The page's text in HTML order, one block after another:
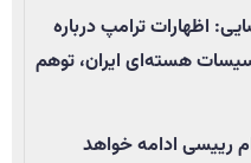
اظهارات ترامپ درباره
هسته‌ای ایران، توهم
رییسی ادامه خواهد